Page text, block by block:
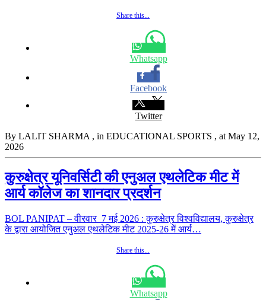
Share this...
Whatsapp
Facebook
Twitter
By LALIT SHARMA , in EDUCATIONAL SPORTS , at May 12,
2026
कुरुक्षेत्र यूनिवर्सिटी की एनुअल एथलेटिक मीट में
आर्य कॉलेज का शानदार प्रदर्शन
BOL PANIPAT – वीरवार 7 मई 2026 : कुरुक्षेत्र विश्वविद्यालय, कुरुक्षेत्र
के द्वारा आयोजित एनुअल एथलेटिक मीट 2025-26 में आर्य…
Share this...
Whatsapp